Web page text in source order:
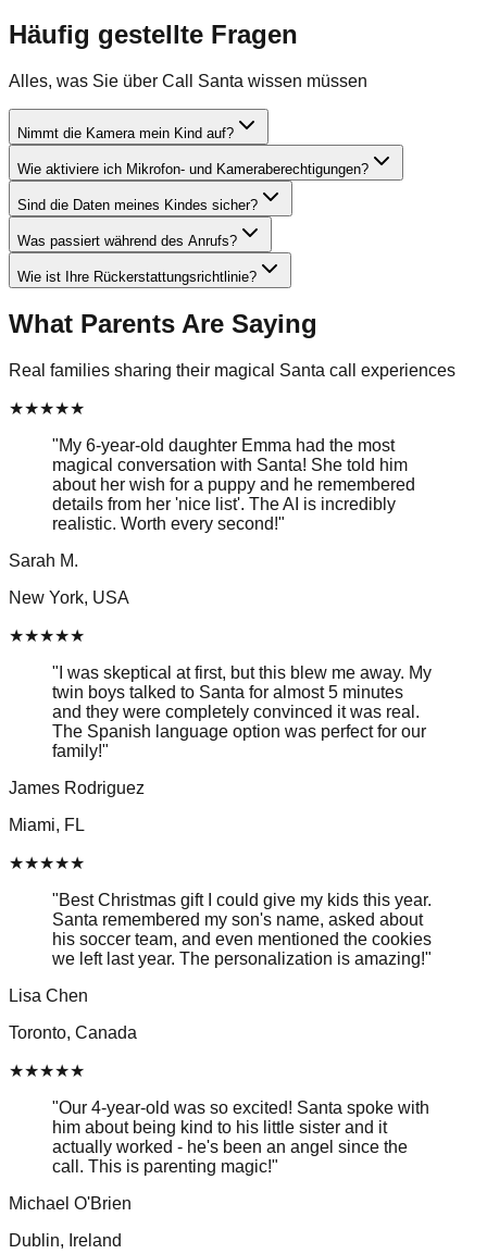
Häufig gestellte Fragen
Alles, was Sie über Call Santa wissen müssen
Nimmt die Kamera mein Kind auf?
Wie aktiviere ich Mikrofon- und Kameraberechtigungen?
Sind die Daten meines Kindes sicher?
Was passiert während des Anrufs?
Wie ist Ihre Rückerstattungsrichtlinie?
What Parents Are Saying
Real families sharing their magical Santa call experiences
★★★★★
"My 6-year-old daughter Emma had the most
magical conversation with Santa! She told him
about her wish for a puppy and he remembered
details from her 'nice list'. The AI is incredibly
realistic. Worth every second!"
Sarah M.
New York, USA
★★★★★
" I was skeptical at first, but this blew me away. My
twin boys talked to Santa for almost 5 minutes
and they were completely convinced it was real.
The Spanish language option was perfect for our
family!"
James Rodriguez
Miami, FL
★★★★★
"Best Christmas gift I could give my kids this year.
Santa remembered my son's name, asked about
his soccer team, and even mentioned the cookies
we left last year. The personalization is amazing!"
Lisa Chen
Toronto, Canada
★★★★★
"Our 4-year-old was so excited! Santa spoke with
him about being kind to his little sister and it
actually worked - he's been an angel since the
call. This is parenting magic!"
Michael O'Brien
Dublin, Ireland